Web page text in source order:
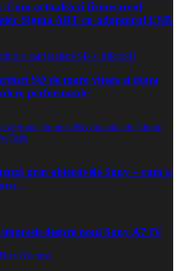
Cum actualizezi firmwareul
Sigma ART cu adaptorul USB
SD de mare viteza si doua
performante
Primele impresiiRecomandat de Clubul
Teste
prin obiectivele Sony – cum a
despre noul Sony A7 IV